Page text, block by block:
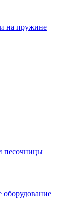
на пружине
песочницы
оборудование